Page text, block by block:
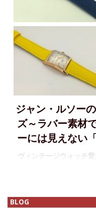
ジャン・ルソー
ズ～ラバー素材
ーには見えない
ヴィンテージウォッチ
ージウォッチ愛好家に
囲
BLOG